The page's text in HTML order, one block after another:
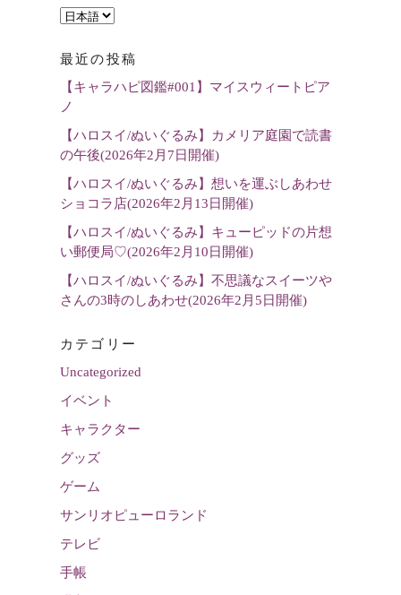
言
を
選
最近の投稿
【キャラハピ図鑑#001】マイスウィートピア
ノ
【ハロスイ/ぬいぐるみ】カメリア庭園で読書
の午後(2026年2月7日開催)
【ハロスイ/ぬいぐるみ】想いを運ぶしあわせ
ショコラ店(2026年2月13日開催)
【ハロスイ/ぬいぐるみ】キューピッドの片想
い郵便局♡(2026年2月10日開催)
【ハロスイ/ぬいぐるみ】不思議なスイーツや
さんの3時のしあわせ(2026年2月5日開催)
カテゴリー
Uncategorized
イベント
キャラクター
グッズ
ゲーム
サンリオピューロランド
テレビ
手帳